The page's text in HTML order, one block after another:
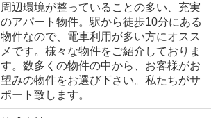
周辺環境が整っていることの多い、充実
のアパート物件。駅から徒歩10分にある
物件なので、電車利用が多い方にオスス
メです。様々な物件をご紹介しておりま
す。数多くの物件の中から、お客様がお
望みの物件をお選び下さい。私たちがサ
ポート致します。